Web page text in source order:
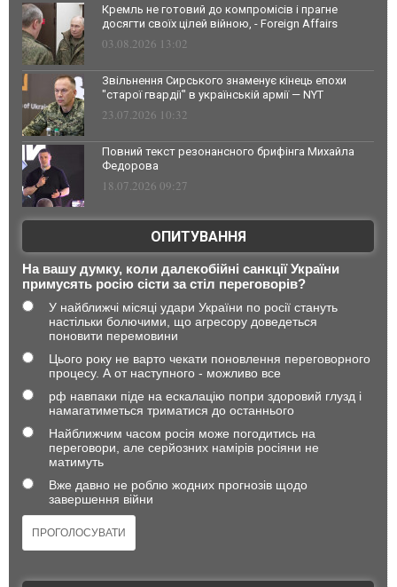
Кремль не готовий до компромісів і прагне
досягти своїх цілей війною, - Foreign Affairs
03.08.2026 13:02
Звільнення Сирського знаменує кінець епохи
"старої гвардії" в українській армії — NYT
23.07.2026 10:32
Повний текст резонансного брифінга Михайла
Федорова
18.07.2026 09:27
ОПИТУВАННЯ
На вашу думку, коли далекобійні санкції України
примусять росію сісти за стіл переговорів?
У найближчі місяці удари України по росії стануть
настільки болючими, що агресору доведеться
поновити перемовини
Цього року не варто чекати поновлення переговорного
процесу. А от наступного - можливо все
рф навпаки піде на ескалацію попри здоровий глузд і
намагатиметься триматися до останнього
Найближчим часом росія може погодитись на
переговори, але серйозних намірів росіяни не
матимуть
Вже давно не роблю жодних прогнозів щодо
завершення війни